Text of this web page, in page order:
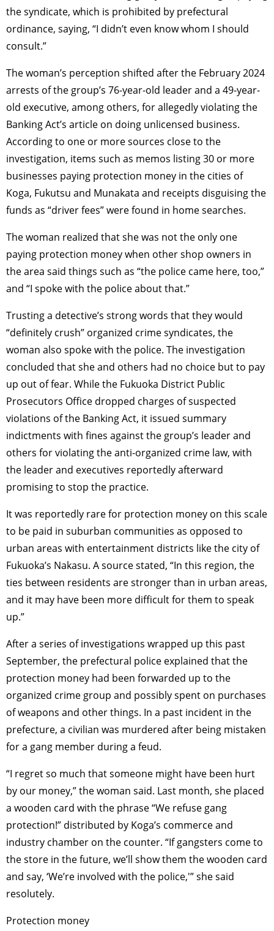
the syndicate, which is prohibited by prefectural
ordinance, saying, “I didn’t even know whom I should
consult.”
The woman’s perception shifted after the February 2024
arrests of the group’s 76-year-old leader and a 49-year-
old executive, among others, for allegedly violating the
Banking Act’s article on doing unlicensed business.
According to one or more sources close to the
investigation, items such as memos listing 30 or more
businesses paying protection money in the cities of
Koga, Fukutsu and Munakata and receipts disguising the
funds as “driver fees” were found in home searches.
The woman realized that she was not the only one
paying protection money when other shop owners in
the area said things such as “the police came here, too,”
and “I spoke with the police about that.”
Trusting a detective’s strong words that they would
“definitely crush” organized crime syndicates, the
woman also spoke with the police. The investigation
concluded that she and others had no choice but to pay
up out of fear. While the Fukuoka District Public
Prosecutors Office dropped charges of suspected
violations of the Banking Act, it issued summary
indictments with fines against the group’s leader and
others for violating the anti-organized crime law, with
the leader and executives reportedly afterward
promising to stop the practice.
It was reportedly rare for protection money on this scale
to be paid in suburban communities as opposed to
urban areas with entertainment districts like the city of
Fukuoka’s Nakasu. A source stated, “In this region, the
ties between residents are stronger than in urban areas,
and it may have been more difficult for them to speak
up.”
After a series of investigations wrapped up this past
September, the prefectural police explained that the
protection money had been forwarded up to the
organized crime group and possibly spent on purchases
of weapons and other things. In a past incident in the
prefecture, a civilian was murdered after being mistaken
for a gang member during a feud.
“I regret so much that someone might have been hurt
by our money,” the woman said. Last month, she placed
a wooden card with the phrase “We refuse gang
protection!” distributed by Koga’s commerce and
industry chamber on the counter. “If gangsters come to
the store in the future, we’ll show them the wooden card
and say, ‘We’re involved with the police,'” she said
resolutely.
Protection money